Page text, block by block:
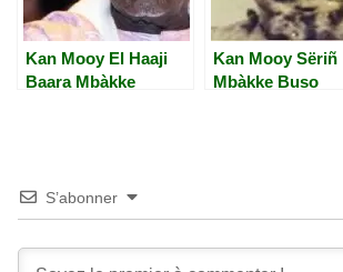
Kan Mooy El Haaji
Baara Mbàkke
Kan Mooy Sëriñ
Mbàkke Buso
S’abonner